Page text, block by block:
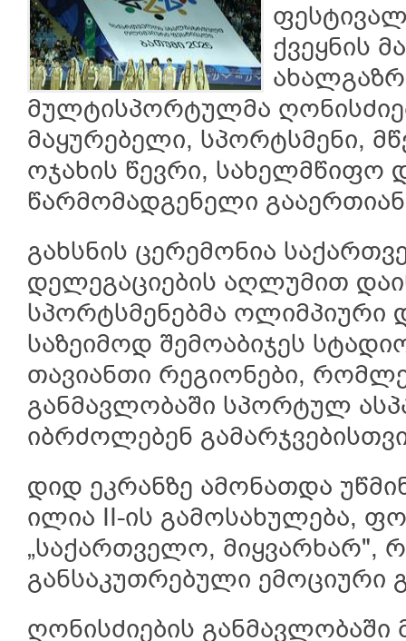
ქვეყნის
მულტისპორტულმა
მაყურებელი, სპორტსმენი,
ოჯახის წევრი, სახელმწიფო
წარმომადგენელი
გახსნის ცერემონია
დელეგაციების აღლუმით
სპორტსმენებმა ოლიმპიური
საზეიმოდ შემოაბიჯეს
თავიანთი რეგიონები,
განმავლობაში სპორტულ
იბრძოლებენ
დიდ ეკრანზე ამონათდა
ილია II-ის გამოსახულება,
„საქართველო, მიყვარხარ",
განსაკუთრებული ემოციური
ღონისძიების განმავლობაში